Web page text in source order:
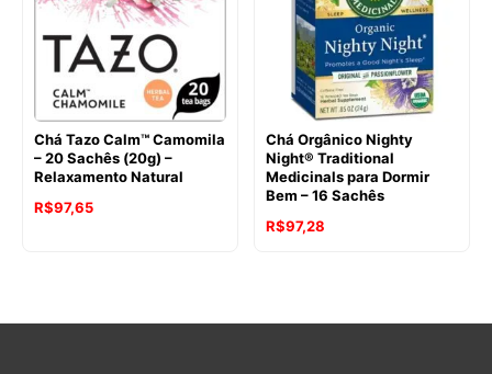
Chá Tazo Calm™ Camomila
– 20 Sachês (20g) –
Relaxamento Natural
O
R$117,18.
R$97,65O
R$97,65.
Chá Orgânico Nighty
Night® Traditional
Medicinals para Dormir
Bem – 16 Sachês
O
R$97,28